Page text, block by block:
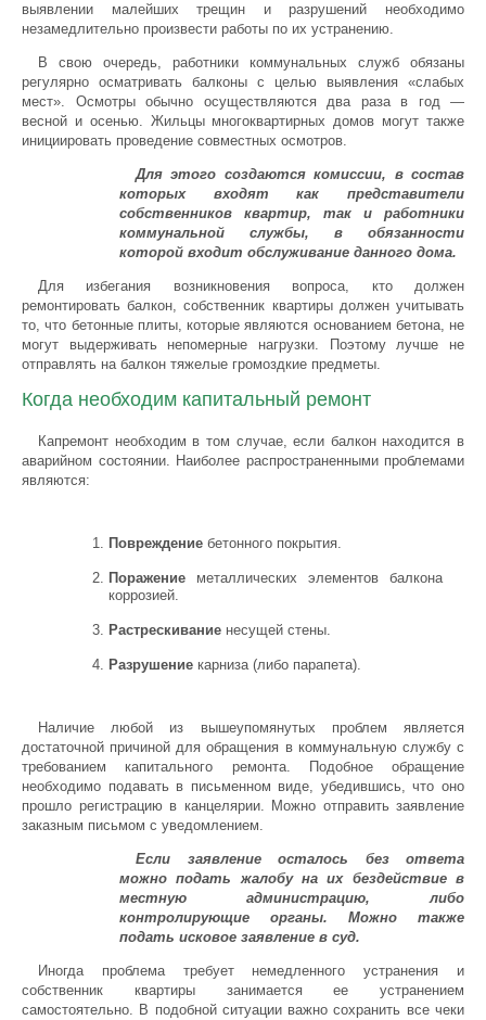
выявлении малейших трещин и разрушений необходимо
незамедлительно произвести работы по их устранению.
В свою очередь, работники коммунальных служб обязаны
регулярно осматривать балконы с целью выявления «слабых
мест». Осмотры обычно осуществляются два раза в год —
весной и осенью. Жильцы многоквартирных домов могут также
инициировать проведение совместных осмотров.
Для этого создаются комиссии, в состав
которых входят как представители
собственников квартир, так и работники
коммунальной службы, в обязанности
которой входит обслуживание данного дома.
Для избегания возникновения вопроса, кто должен
ремонтировать балкон, собственник квартиры должен учитывать
то, что бетонные плиты, которые являются основанием бетона, не
могут выдерживать непомерные нагрузки. Поэтому лучше не
отправлять на балкон тяжелые громоздкие предметы.
Когда необходим капитальный ремонт
Капремонт необходим в том случае, если балкон находится в
аварийном состоянии. Наиболее распространенными проблемами
являются:
Повреждение бетонного покрытия.
Поражение металлических элементов балкона
коррозией.
Растрескивание несущей стены.
Разрушение карниза (либо парапета).
Наличие любой из вышеупомянутых проблем является
достаточной причиной для обращения в коммунальную службу с
требованием капитального ремонта. Подобное обращение
необходимо подавать в письменном виде, убедившись, что оно
прошло регистрацию в канцелярии. Можно отправить заявление
заказным письмом с уведомлением.
Если заявление осталось без ответа
можно подать жалобу на их бездействие в
местную администрацию, либо
контролирующие органы. Можно также
подать исковое заявление в суд.
Иногда проблема требует немедленного устранения и
собственник квартиры занимается ее устранением
самостоятельно. В подобной ситуации важно сохранить все чеки